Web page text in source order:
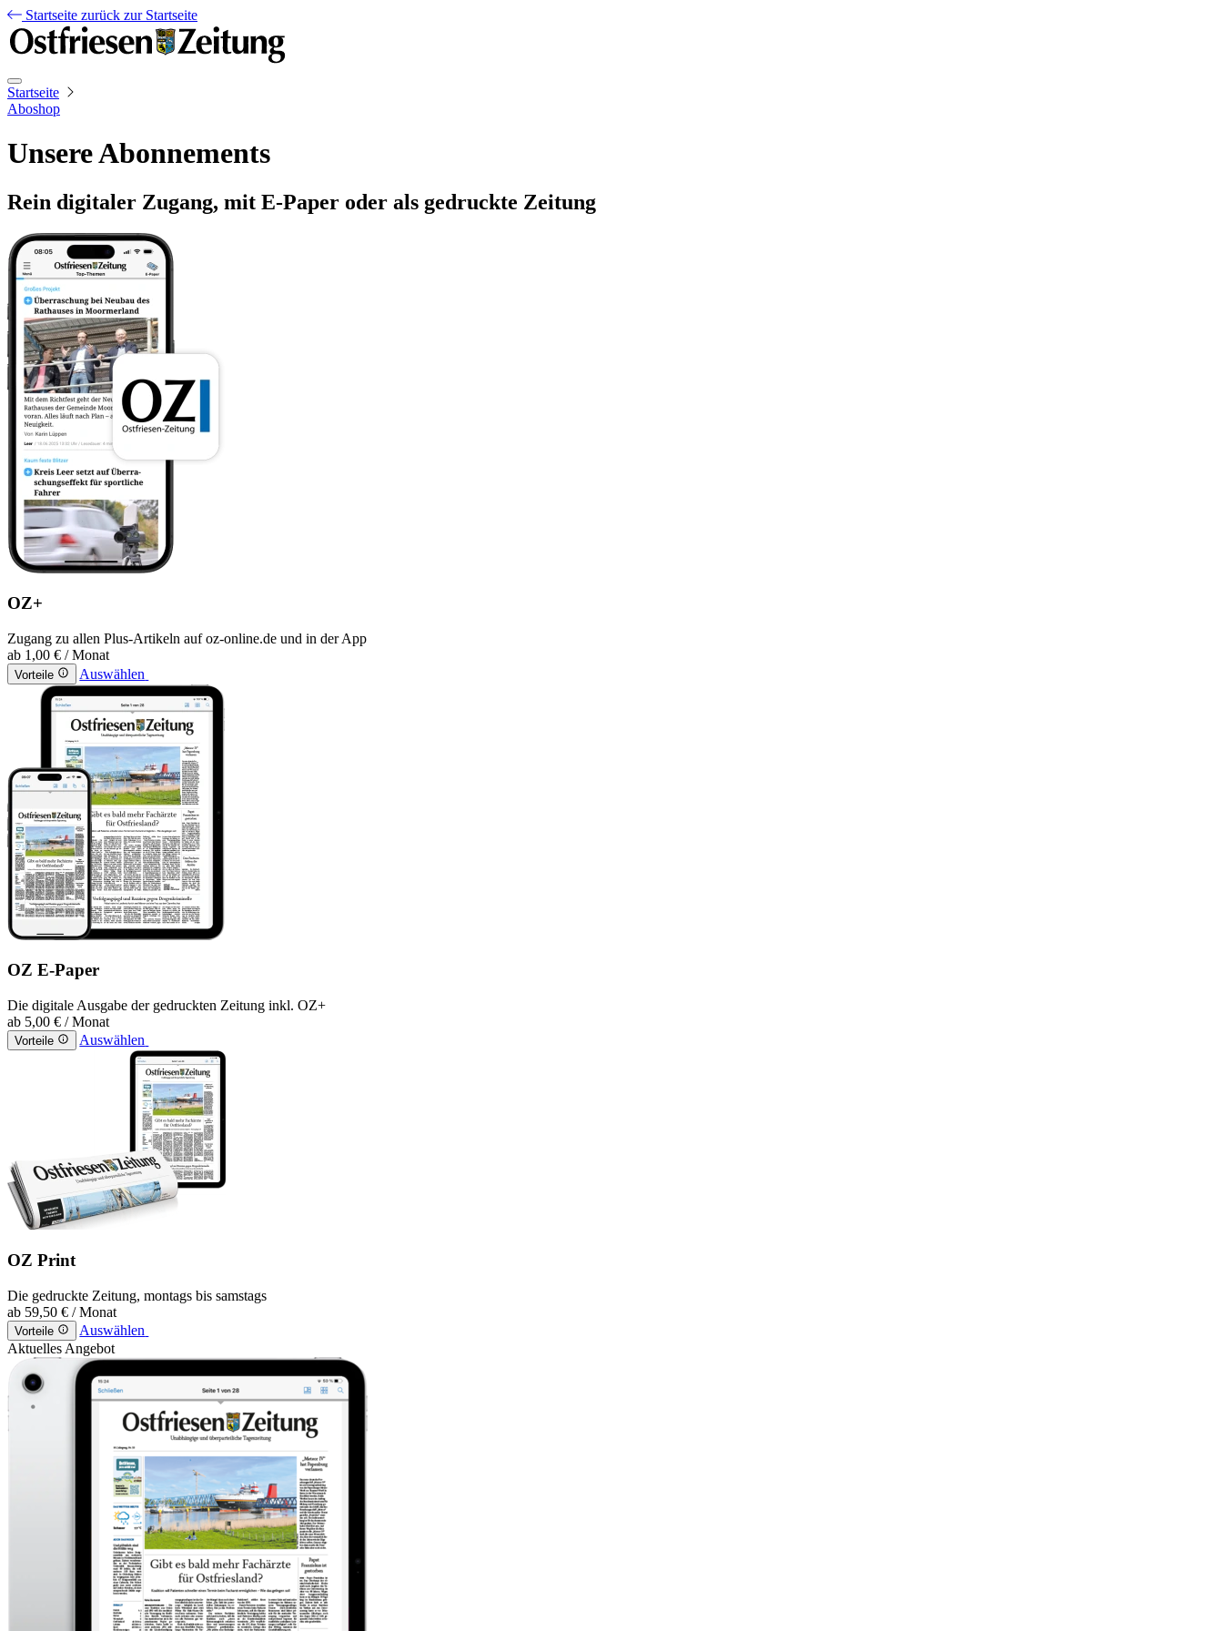
Startseite zurück zur Startseite
Startseite
Aboshop
Unsere Abonnements
Rein digitaler Zugang, mit E-Paper oder als gedruckte Zeitung
OZ+
Zugang zu allen Plus-Artikeln auf oz-online.de und in der App
ab 1,00 € / Monat
Vorteile Auswählen
OZ E-Paper
Die digitale Ausgabe der gedruckten Zeitung inkl. OZ+
ab 5,00 € / Monat
Vorteile Auswählen
OZ Print
Die gedruckte Zeitung, montags bis samstags
ab 59,50 € / Monat
Vorteile
Auswählen
Aktuelles Angebot